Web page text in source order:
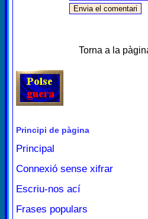
Torna a la
Principi de pàgina
Principal
Connexió sense xifrar
Escriu-nos ací
Frases populars